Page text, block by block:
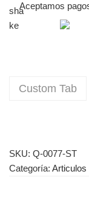
Aceptamos
Custom Tab
SKU: Q-0077-ST
Categoría: Articulos